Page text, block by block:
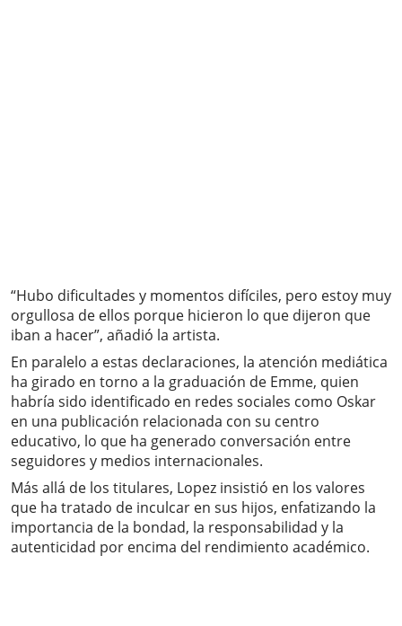
“Hubo dificultades y momentos difíciles, pero estoy muy
orgullosa de ellos porque hicieron lo que dijeron que
iban a hacer”, añadió la artista.
En paralelo a estas declaraciones, la atención mediática
ha girado en torno a la graduación de Emme, quien
habría sido identificado en redes sociales como Oskar
en una publicación relacionada con su centro
educativo, lo que ha generado conversación entre
seguidores y medios internacionales.
Más allá de los titulares, Lopez insistió en los valores
que ha tratado de inculcar en sus hijos, enfatizando la
importancia de la bondad, la responsabilidad y la
autenticidad por encima del rendimiento académico.